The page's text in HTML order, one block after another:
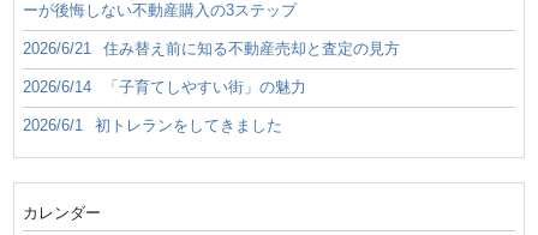
ーが後悔しない不動産購入の3ステップ
2026/6/21 住み替え前に知る不動産売却と査定の見方
2026/6/14 「子育てしやすい街」の魅力
2026/6/1 初トレランをしてきました
カレンダー